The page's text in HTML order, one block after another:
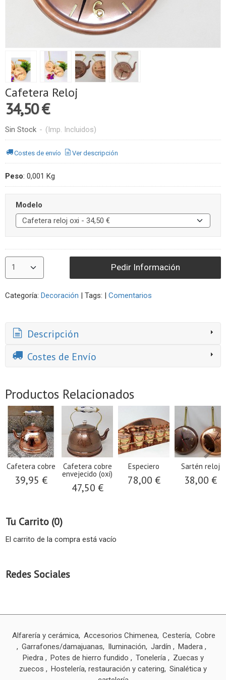
Tu Carrito (0)
El carrito de la compra está vacío
Redes Sociales
Cafetera Reloj
34,50 €
Sin Stock - (Imp. Incluidos)
Costes de envío Ver descripción
Peso: 0,001 Kg
Modelo
Pedir Información
Categoría: Decoración | Tags: | Comentarios
Descripción
Costes de Envío
Productos Relacionados
Cafetera cobre
39,95 €
Cafetera cobre
envejecido (oxi)
47,50 €
Especiero
78,00 €
Sartén reloj
38,00 €
Alfarería y cerámica Accesorios Chimenea Cestería Cobre
Garrafones/damajuanas
Iluminación Jardín
Madera
Piedra
Potes de hierro fundido Tonelería
Zuecas y
zuecos
Hostelería, restauración y catering
Sinalética y